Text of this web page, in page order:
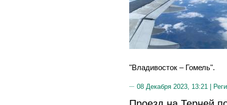
"Владивосток – Гомель".
08 Декабря 2023, 13:21 |